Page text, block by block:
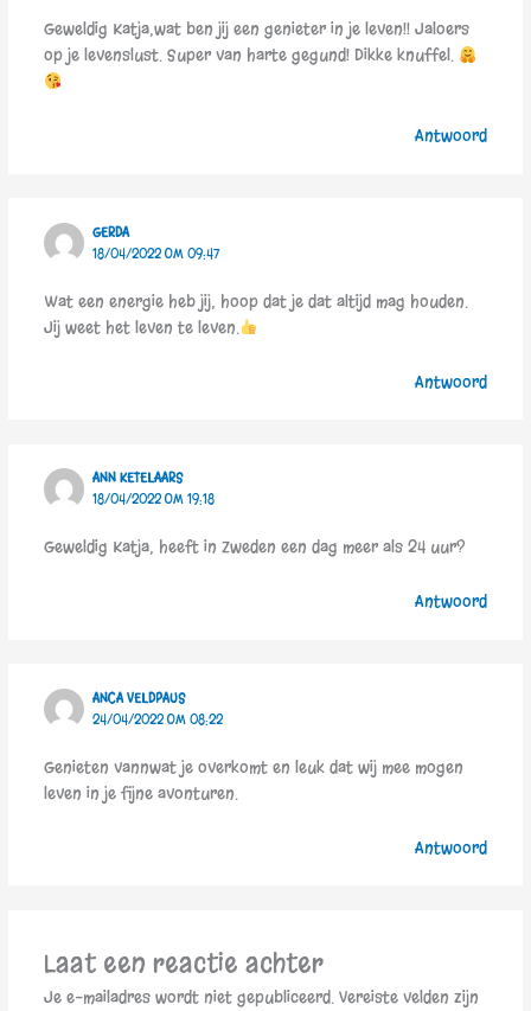
Geweldig Katja,wat ben jij een genieter in je leven!! Jaloers
op je levenslust. Super van harte gegund! Dikke knuffel.
Antwoord
GERDA
18/04/2022 OM 09:47
Wat een energie heb jij, hoop dat je dat altijd mag houden.
Jij weet het leven te leven.
Antwoord
ANN KETELAARS
18/04/2022 OM 19:18
Geweldig Katja, heeft in Zweden een dag meer als 24 uur?
Antwoord
ANCA VELDPAUS
24/04/2022 OM 08:22
Genieten vannwat je overkomt en leuk dat wij mee mogen
leven in je fijne avonturen.
Antwoord
Laat een reactie achter
Je e-mailadres wordt niet gepubliceerd. Vereiste velden zijn